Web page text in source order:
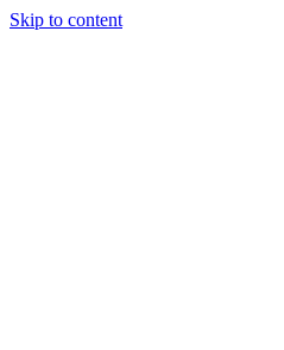
Skip to content